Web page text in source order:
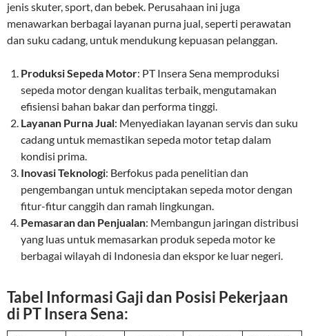
jenis skuter, sport, dan bebek. Perusahaan ini juga
menawarkan berbagai layanan purna jual, seperti perawatan
dan suku cadang, untuk mendukung kepuasan pelanggan.
Produksi Sepeda Motor: PT Insera Sena memproduksi
sepeda motor dengan kualitas terbaik, mengutamakan
efisiensi bahan bakar dan performa tinggi.
Layanan Purna Jual: Menyediakan layanan servis dan suku
cadang untuk memastikan sepeda motor tetap dalam
kondisi prima.
Inovasi Teknologi: Berfokus pada penelitian dan
pengembangan untuk menciptakan sepeda motor dengan
fitur-fitur canggih dan ramah lingkungan.
Pemasaran dan Penjualan: Membangun jaringan distribusi
yang luas untuk memasarkan produk sepeda motor ke
berbagai wilayah di Indonesia dan ekspor ke luar negeri.
Tabel Informasi Gaji dan Posisi Pekerjaan
di PT Insera Sena: